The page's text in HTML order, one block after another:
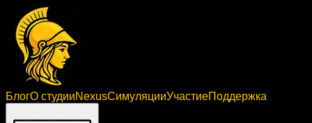
БлогО студииNexusСимуляцииУчастиеПоддержка